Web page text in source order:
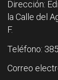
Dirección:
la Calle del
F.
Teléfono:
Correo